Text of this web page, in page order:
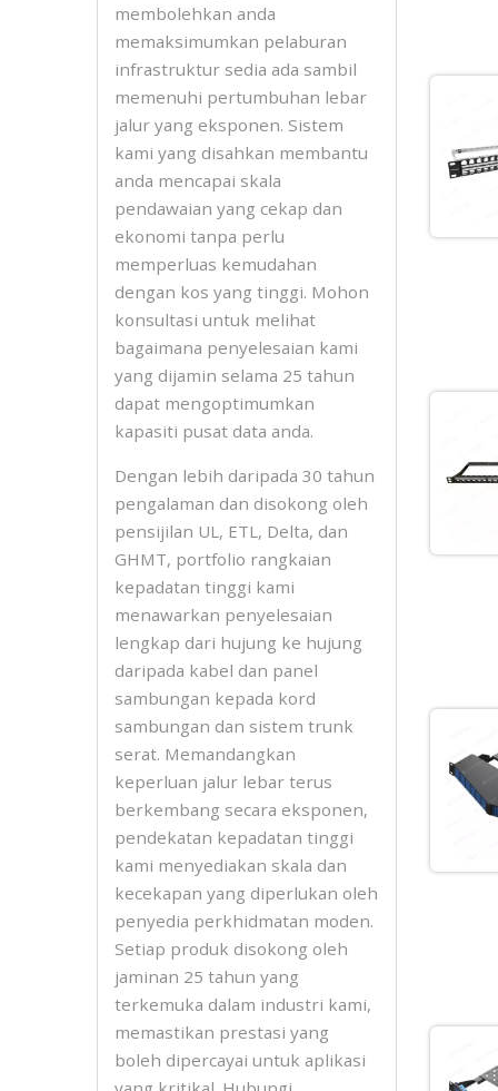
membolehkan anda
memaksimumkan pelaburan
infrastruktur sedia ada sambil
memenuhi pertumbuhan lebar
jalur yang eksponen. Sistem
kami yang disahkan membantu
anda mencapai skala
pendawaian yang cekap dan
ekonomi tanpa perlu
memperluas kemudahan
dengan kos yang tinggi. Mohon
konsultasi untuk melihat
bagaimana penyelesaian kami
yang dijamin selama 25 tahun
dapat mengoptimumkan
kapasiti pusat data anda.
Dengan lebih daripada 30 tahun
pengalaman dan disokong oleh
pensijilan UL, ETL, Delta, dan
GHMT, portfolio rangkaian
kepadatan tinggi kami
menawarkan penyelesaian
lengkap dari hujung ke hujung
daripada kabel dan panel
sambungan kepada kord
sambungan dan sistem trunk
serat. Memandangkan
keperluan jalur lebar terus
berkembang secara eksponen,
pendekatan kepadatan tinggi
kami menyediakan skala dan
kecekapan yang diperlukan oleh
penyedia perkhidmatan moden.
Setiap produk disokong oleh
jaminan 25 tahun yang
terkemuka dalam industri kami,
memastikan prestasi yang
boleh dipercayai untuk aplikasi